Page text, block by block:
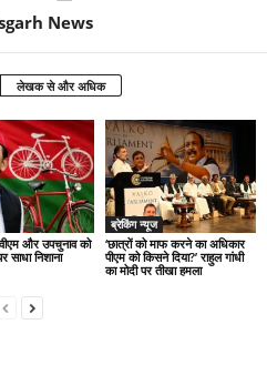
News
लेखक से और अधिक
और उपचुनाव को
साधा निशाना
ब्रेकिंग न्यूज
‘छात्रों को माफ करने का अधिकार
पीएम को किसने दिया?’ राहुल गांधी
का मोदी पर तीखा हमला